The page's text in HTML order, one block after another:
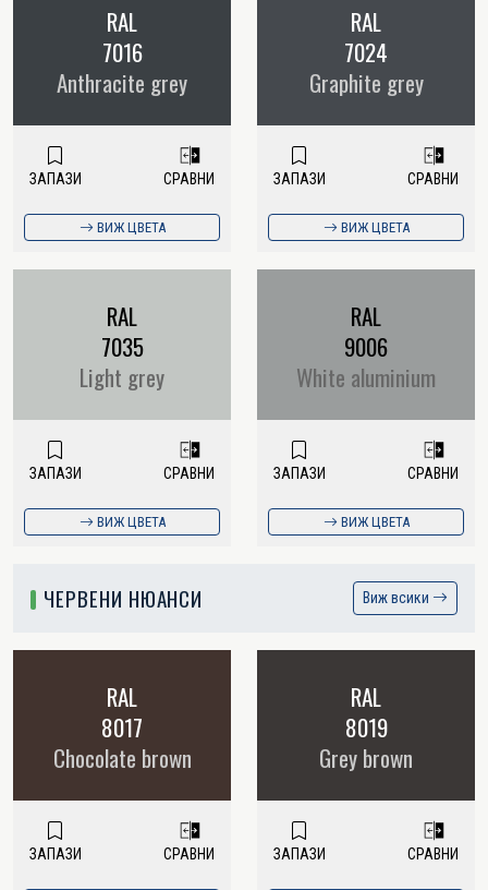
RAL
7016
Anthracite grey
ЗАПАЗИ СРАВНИ
ВИЖ ЦВЕТА
RAL
7024
Graphite grey
ЗАПАЗИ СРАВНИ
ВИЖ ЦВЕТА
RAL
7035
Light grey
ЗАПАЗИ СРАВНИ
ВИЖ ЦВЕТА
RAL
9006
White aluminium
ЗАПАЗИ СРАВНИ
ВИЖ ЦВЕТА
ЧЕРВЕНИ НЮАНСИ Виж всики
RAL
8017
Chocolate brown
ЗАПАЗИ СРАВНИ
RAL
8019
Grey brown
ЗАПАЗИ СРАВНИ